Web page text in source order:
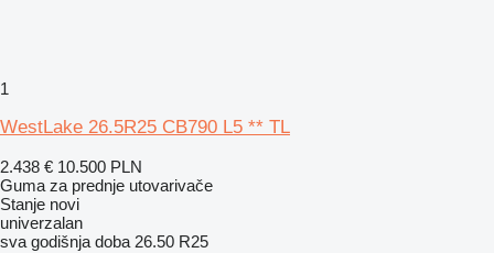
1
WestLake 26.5R25 CB790 L5 ** TL
2.438 € 10.500 PLN
Guma za prednje utovarivače
Stanje novi
univerzalan
sva godišnja doba 26.50 R25